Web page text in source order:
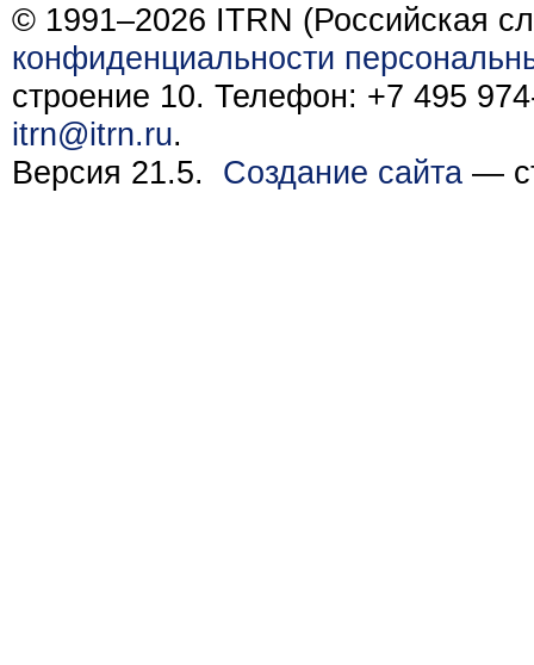
© 1991–2026 ITRN (Российская
конфиденциальности
строение 10. Телефон: +7 495
itrn@itrn.ru.
Версия 21.5. Создание сайта —